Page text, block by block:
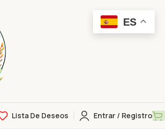
Lista De Deseos Entrar / Registro
ES